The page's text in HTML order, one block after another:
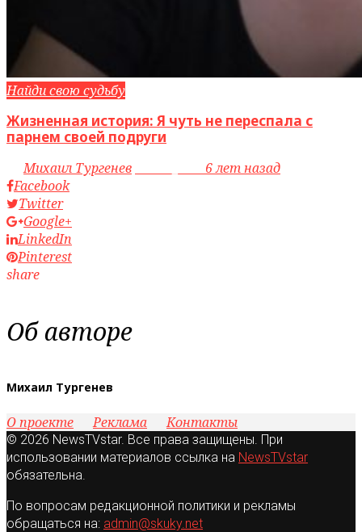
Найди свою судьбу
Жизненная история: Я чуть не переспала с
парнем своей подруги
byМихаил Тургенев
6 лет назад
Facebook
Twitter
Google+
LinkedIn
Pinterest
share
Об авторе
Михаил Тургенев
О проекте Реклама Контакты
© 2026 NewsTVstar. Все права защищены. При
использовании материалов ссылка на NewsTVstar
обязательна.
По вопросам редакционной политики и рекламы
обращаться на: admin@skuky.net